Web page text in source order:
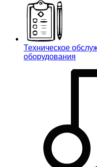
Техническое
оборудования